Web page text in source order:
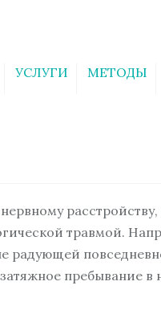
УСЛУГИ МЕТОДЫ
травмой.
радующей
пребывание